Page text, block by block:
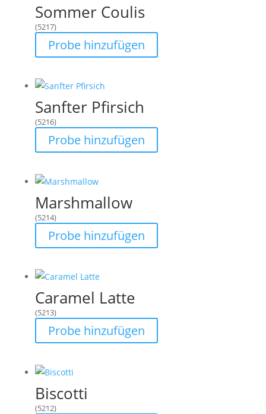
Sommer Coulis
(5217)
Probe hinzufügen
Sanfter Pfirsich
(5216)
Probe hinzufügen
Marshmallow
(5214)
Probe hinzufügen
Caramel Latte
(5213)
Probe hinzufügen
Biscotti
(5212)